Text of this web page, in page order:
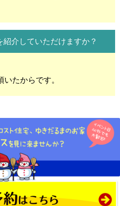
介していただけますか？
たからです。